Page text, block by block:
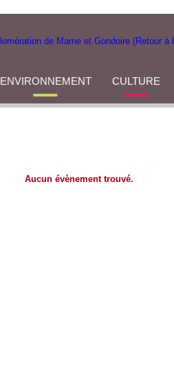
ENVIRONNEMENT CULTURE
Aucun évènement trouvé.